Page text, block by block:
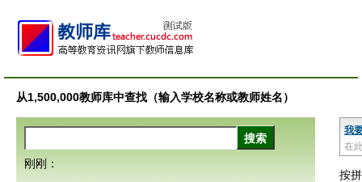
从1,500,000教师库中查找（输入学校名称或教师姓名）
我
在
按
刚刚：